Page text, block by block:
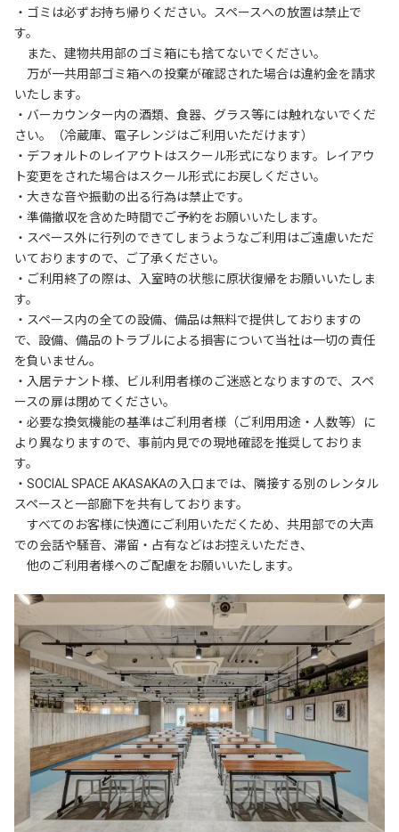
・ゴミは必ずお持ち帰りください。スペースへの放置は禁止で
す。
また、建物共用部のゴミ箱にも捨てないでください。
万が一共用部ゴミ箱への投棄が確認された場合は違約金を請求
いたします。
・バーカウンター内の酒類、食器、グラス等には触れないでくだ
さい。（冷蔵庫、電子レンジはご利用いただけます）
・デフォルトのレイアウトはスクール形式になります。レイアウ
ト変更をされた場合はスクール形式にお戻しください。
・大きな音や振動の出る行為は禁止です。
・準備撤収を含めた時間でご予約をお願いいたします。
・スペース外に行列のできてしまうようなご利用はご遠慮いただ
いておりますので、ご了承ください。
・ご利用終了の際は、入室時の状態に原状復帰をお願いいたしま
す。
・スペース内の全ての設備、備品は無料で提供しておりますの
で、設備、備品のトラブルによる損害について当社は一切の責任
を負いません。
・入居テナント様、ビル利用者様のご迷惑となりますので、スペ
ースの扉は閉めてください。
・必要な換気機能の基準はご利用者様（ご利用用途・人数等）に
より異なりますので、事前内見での現地確認を推奨しておりま
す。
・SOCIAL SPACE AKASAKAの入口までは、隣接する別のレンタル
スペースと一部廊下を共有しております。
すべてのお客様に快適にご利用いただくため、共用部での大声
での会話や騒音、滞留・占有などはお控えいただき、
他のご利用者様へのご配慮をお願いいたします。